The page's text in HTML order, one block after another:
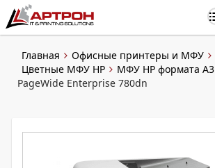
Главная Офисные принтеры и МФУ
Цветные МФУ HP
МФУ HP формата A3
PageWide Enterprise 780dn